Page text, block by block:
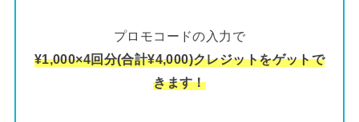
プロモコードの入力で
¥1,000×4回分(合計¥4,000)クレジットをゲットで
きます！